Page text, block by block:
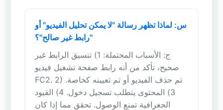
س: لماذا تظهر رسالة "لا يمكن تحليل الفيديو" أو
"رابط غير صالح"؟
ج: الأسباب المحتملة: 1) تنسيق الرابط غير
صحيح، تأكد من أنه رابط صفحة تشغيل فيديو
FC2. 2) تم حذف الفيديو أو تم تعيينه كخاصة.
3) المحتوى يتطلب تسجيل دخول. 4) القيود
الجغرافية تمنع الوصول. تحقق مما إذا كان